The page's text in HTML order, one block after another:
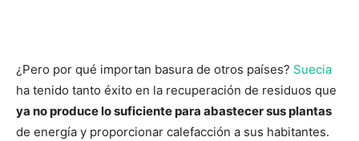
¿Pero por qué importan basura de otros países? Suecia
ha tenido tanto éxito en la recuperación de residuos que
ya no produce lo suficiente para abastecer sus plantas
de energía y proporcionar calefacción a sus habitantes.